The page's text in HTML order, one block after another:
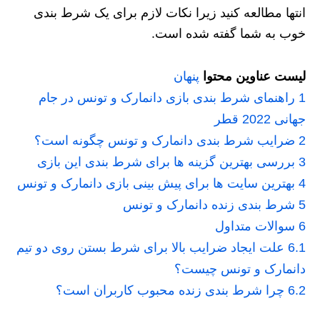
انتها مطالعه کنید زیرا نکات لازم برای یک شرط بندی
خوب به شما گفته شده است.
لیست عناوین محتوا پنهان
1 راهنمای شرط بندی بازی دانمارک و تونس در جام
جهانی 2022 قطر
2 ضرایب شرط بندی دانمارک و تونس چگونه است؟
3 بررسی بهترین گزینه ها برای شرط بندی این بازی
4 بهترین سایت ها برای پیش بینی بازی دانمارک و تونس
5 شرط بندی زنده دانمارک و تونس
6 سوالات متداول
6.1 علت ایجاد ضرایب بالا برای شرط بستن روی دو تیم
دانمارک و تونس چیست؟
6.2 چرا شرط بندی زنده محبوب کاربران است؟